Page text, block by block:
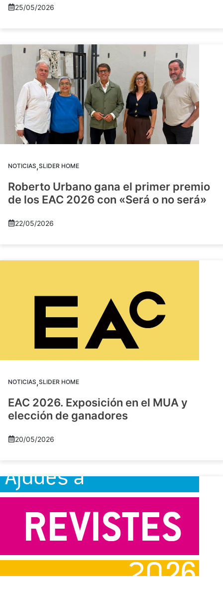
25/05/2026
NOTICIAS,SLIDER HOME
Roberto Urbano gana el primer premio
de los EAC 2026 con «Será o no será»
22/05/2026
NOTICIAS,SLIDER HOME
EAC 2026. Exposición en el MUA y
elección de ganadores
20/05/2026